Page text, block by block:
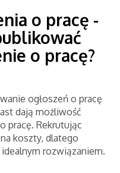
o pracę -
o pracę?
ogłoszeń o pracę
dają możliwość
pracę. Rekrutując
koszty, dlatego
rozwiązaniem.